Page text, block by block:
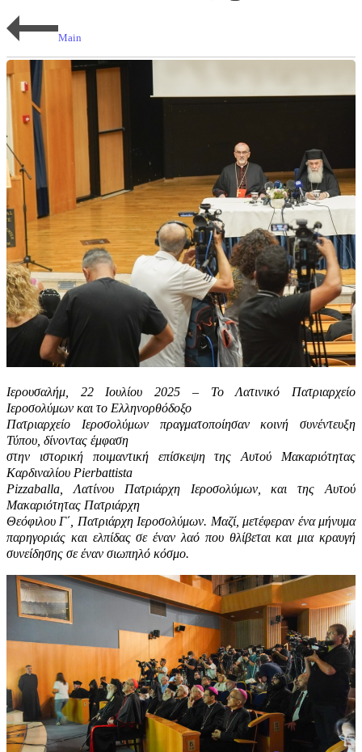
Main
Ιερουσαλήμ, 22 Ιουλίου 2025 – Το Λατινικό Πατριαρχείο
Ιεροσολύμων και το Ελληνορθόδοξο
Πατριαρχείο Ιεροσολύμων πραγματοποίησαν κοινή συνέντευξη
Τύπου, δίνοντας έμφαση
στην ιστορική ποιμαντική επίσκεψη της Αυτού Μακαριότητας
Καρδιναλίου Pierbattista
Pizzaballa, Λατίνου Πατριάρχη Ιεροσολύμων, και της Αυτού
Μακαριότητας Πατριάρχη
Θεόφιλου Γ΄, Πατριάρχη Ιεροσολύμων. Μαζί, μετέφεραν ένα μήνυμα
παρηγοριάς και ελπίδας σε έναν λαό που θλίβεται και μια κραυγή
συνείδησης σε έναν σιωπηλό κόσμο.